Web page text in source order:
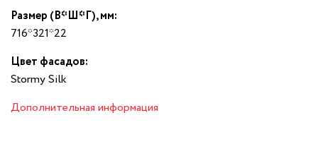
Размер (В*Ш*Г), мм:
716*321*22
Цвет фасадов:
Stormy Silk
Дополнительная информация